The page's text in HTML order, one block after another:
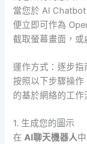
當您於 AI
便立即可作為
截取螢幕畫面，或
運作方式：逐步指
按照以下步驟操
的基於網絡的工作
1. 生成您的圖示
在AI聊天機器人